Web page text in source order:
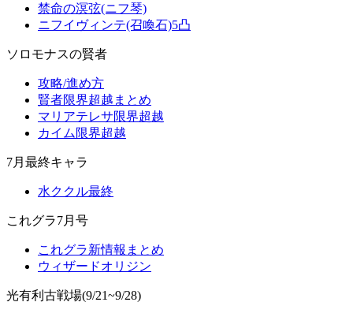
禁命の溟弦(ニフ琴)
ニフイヴィンテ(召喚石)5凸
ソロモナスの賢者
攻略/進め方
賢者限界超越まとめ
マリアテレサ限界超越
カイム限界超越
7月最終キャラ
水ククル最終
これグラ7月号
これグラ新情報まとめ
ウィザードオリジン
光有利古戦場(9/21~9/28)